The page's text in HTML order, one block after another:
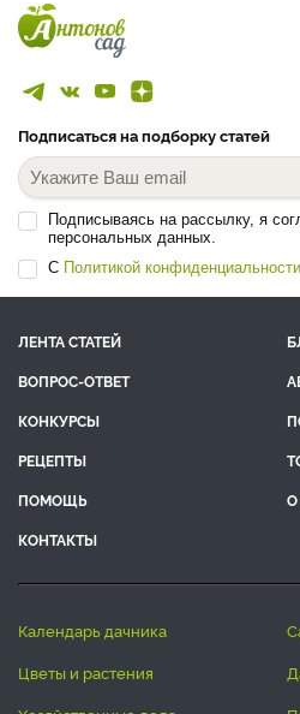
Подписаться на подборку статей
Подписываясь на рассылку, я
персональных данных.
С Политикой конфиденциальности
ЛЕНТА СТАТЕЙ
ВОПРОС-ОТВЕТ
КОНКУРСЫ
РЕЦЕПТЫ
ПОМОЩЬ
О
КОНТАКТЫ
календарь дачника
цветы и растения